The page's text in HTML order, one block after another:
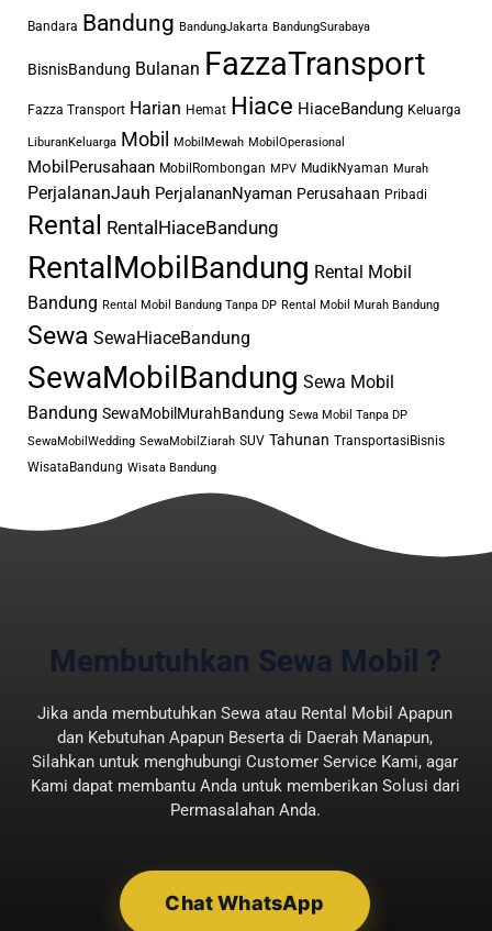
mobilnya tidak boleh sembarangan,
supaya acara semakin berkesan.
mengetahui apa saja jenis mobil
yang paling ideal untuk membawa
pasangan pengantin. Itu sebabnya,
Anda perlu mengetahui berbagai
tips menyewa kendaraan wedding
melalui ulasan berikut.
Mengapa Harus Sewa
Mobil Pernikahan
Bandung?
Lalu, sebenarnya apa alasan
mengapa menyewa wedding car
untuk pernikahan itu penting?
Selain menjadi bagian dari tren saat
1. Bisa Menggunakan
Mobil Mewah Impian
Alasan pertama,sewa mobil
pernikahan Bandungbisa
memberikan Anda akses untuk
impian. Setiap pasangan tentu
memiliki preferensi terhadap gaya
Bandara Bandung BandungJakarta BandungSurabaya
BisnisBandung Bulanan FazzaTransport
Fazza Transport Harian Hemat Hiace HiaceBandung Keluarga
LiburanKeluarga Mobil MobilMewah MobilOperasional
MobilPerusahaan MobilRombongan MPV MudikNyaman Murah
PerjalananJauh PerjalananNyaman Perusahaan Pribadi
Rental RentalHiaceBandung
RentalMobilBandung Rental Mobil
Bandung Rental Mobil Bandung Tanpa DP Rental Mobil Murah Bandung
Sewa SewaHiaceBandung
SewaMobilBandung Sewa Mobil
Bandung SewaMobilMurahBandung Sewa Mobil Tanpa DP
SewaMobilWedding SewaMobilZiarah SUV Tahunan TransportasiBisnis
WisataBandung Wisata Bandung
Membutuhkan Sewa Mobil ?
Jika anda membutuhkan Sewa atau Rental Mobil Apapun
dan Kebutuhan Apapun Beserta di Daerah Manapun,
Silahkan untuk menghubungi Customer Service Kami, agar
Kami dapat membantu Anda untuk memberikan Solusi dari
Permasalahan Anda.
Chat WhatsApp